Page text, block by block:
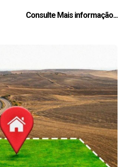
Consulte Mais informação...